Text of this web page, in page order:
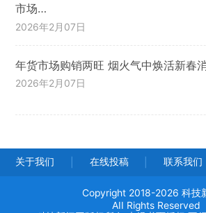
市场…
2026年2月07日
年货市场购销两旺 烟火气中焕活新春
2026年2月07日
关于我们 在线投稿 联系我们
Copyright 2018-2026 科技
AII Rights Reserved